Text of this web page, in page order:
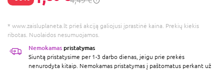
* www.zaisluplaneta.lt prieš akciją galiojusi įprastinė kaina. Prekių kiekis
ribotas. Nuolaidos nesumuojamos.
Nemokamas pristatymas
Siuntą pristatysime per 1-3 darbo dienas, jeigu prie prekės
nenurodyta kitaip. Nemokamas pristatymas į paštomatus perkant už